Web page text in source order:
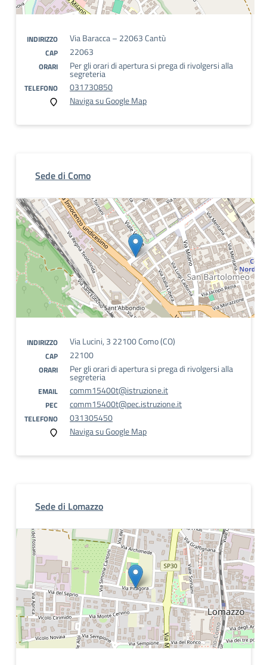
INDIRIZZO Via Baracca – 22063 Cantù
CAP 22063
ORARI Per gli orari di apertura si prega di rivolgersi alla
segreteria
TELEFONO
031730850
Naviga su Google Map
Sede di Como
INDIRIZZO Via Lucini, 3 22100 Como (CO)
CAP 22100
ORARI Per gli orari di apertura si prega di rivolgersi alla
segreteria
EMAIL comm15400t@istruzione.it
PEC comm15400t@pec.istruzione.it
TELEFONO
031305450
Naviga su Google Map
Sede di Lomazzo